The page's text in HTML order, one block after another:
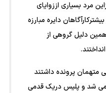
مرد بسیاری اززوایای
دایره مبارزه
دلیل گروهی از
متهمان پرونده داشتند
شد و پلیس دریک قدمی